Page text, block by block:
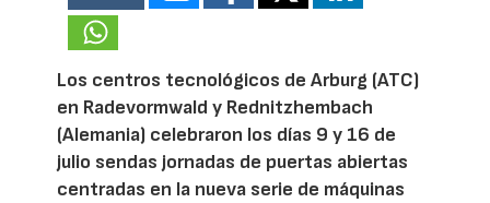
Los centros tecnológicos de Arburg (ATC)
en Radevormwald y Rednitzhembach
(Alemania) celebraron los días 9 y 16 de
julio sendas jornadas de puertas abiertas
centradas en la nueva serie de máquinas